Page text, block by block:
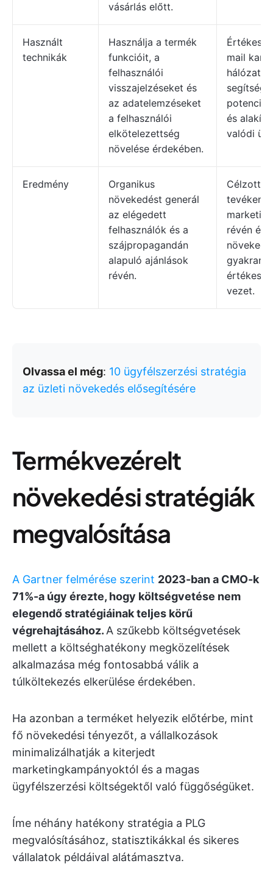
vásárlás előtt.
Használt
technikák
Használja a termék
funkcióit, a
felhasználói
visszajelzéseket és
az adatelemzéseket
a felhasználói
elkötelezettség
növelése érdekében.
mail
és
valódi
Eredmény
Organikus
növekedést generál
az elégedett
felhasználók és a
szájpropagandán
alapuló ajánlások
révén.
Célzott
révén
gyakran
vezet.
Olvassa el még: 10 ügyfélszerzési stratégia
az üzleti növekedés elősegítésére
Termékvezérelt
növekedési stratégiák
megvalósítása
A Gartner felmérése szerint 2023-ban a CMO-k
71%-a úgy érezte, hogy költségvetése nem
elegendő stratégiáinak teljes körű
végrehajtásához. A szűkebb költségvetések
mellett a költséghatékony megközelítések
alkalmazása még fontosabbá válik a
túlköltekezés elkerülése érdekében.
Ha azonban a terméket helyezik előtérbe, mint
fő növekedési tényezőt, a vállalkozások
minimalizálhatják a kiterjedt
marketingkampányoktól és a magas
ügyfélszerzési költségektől való függőségüket.
Íme néhány hatékony stratégia a PLG
megvalósításához, statisztikákkal és sikeres
vállalatok példáival alátámasztva.